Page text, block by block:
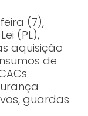
(7),
(PL),
aquisição
de
guardas